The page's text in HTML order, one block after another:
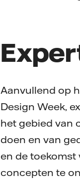
Aanvullend op
Design Week,
het gebied van
doen en van
en de toekomst
concepten te